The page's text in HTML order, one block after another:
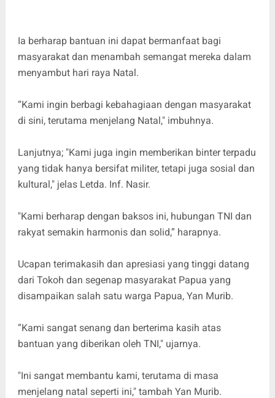
Ia berharap bantuan ini dapat bermanfaat bagi
masyarakat dan menambah semangat mereka dalam
menyambut hari raya Natal.
“Kami ingin berbagi kebahagiaan dengan masyarakat
di sini, terutama menjelang Natal," imbuhnya.
Lanjutnya; "Kami juga ingin memberikan binter terpadu
yang tidak hanya bersifat militer, tetapi juga sosial dan
kultural," jelas Letda. Inf. Nasir.
"Kami berharap dengan baksos ini, hubungan TNI dan
rakyat semakin harmonis dan solid,” harapnya.
Ucapan terimakasih dan apresiasi yang tinggi datang
dari Tokoh dan segenap masyarakat Papua yang
disampaikan salah satu warga Papua, Yan Murib.
“Kami sangat senang dan berterima kasih atas
bantuan yang diberikan oleh TNI," ujarnya.
"Ini sangat membantu kami, terutama di masa
menjelang natal seperti ini," tambah Yan Murib.